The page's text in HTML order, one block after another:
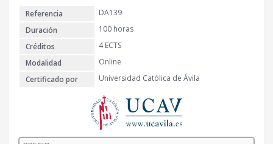
Referencia
DA139
Duración
100 horas
Créditos
4 ECTS
Modalidad
Online
Certificado por
Universidad Católica de Ávila